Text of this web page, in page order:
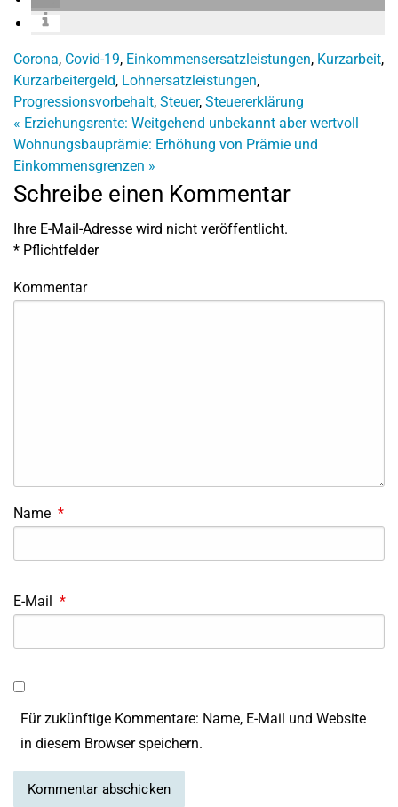
Corona, Covid-19, Einkommensersatzleistungen, Kurzarbeit,
Kurzarbeitergeld, Lohnersatzleistungen,
Progressionsvorbehalt, Steuer, Steuererklärung
« Erziehungsrente: Weitgehend unbekannt aber wertvoll
Wohnungsbauprämie: Erhöhung von Prämie und
Einkommensgrenzen »
Schreibe einen Kommentar
Ihre E-Mail-Adresse wird nicht veröffentlicht.
* Pflichtfelder
Kommentar
Name *
E-Mail *
Für zukünftige Kommentare: Name, E-Mail und Website
in diesem Browser speichern.